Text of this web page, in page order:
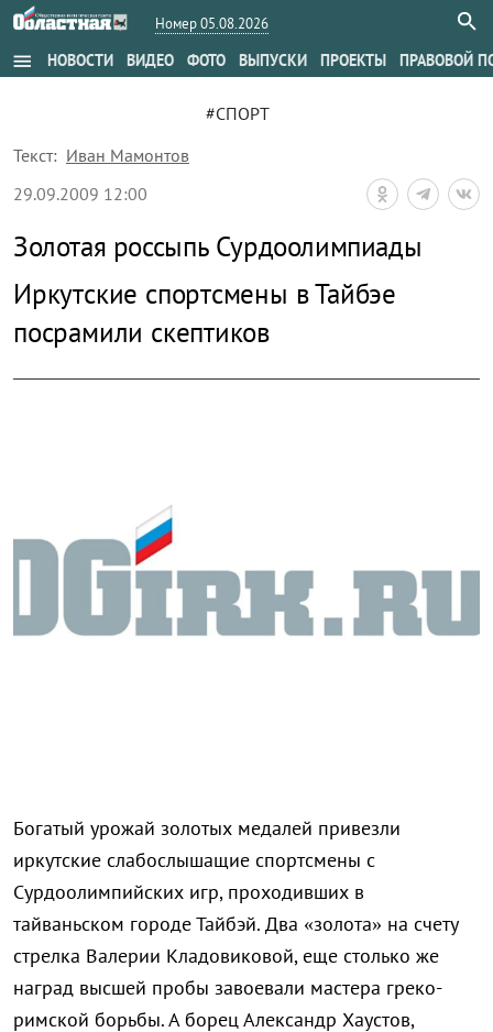
Номер 05.08.2026
menu НОВОСТИ ВИДЕО ФОТО ВЫПУСКИ ПРОЕКТЫ ПРАВОВОЙ
#СПОРТ
Текст: Иван Мамонтов
29.09.2009 12:00
Золотая россыпь Сурдоолимпиады
Иркутские спортсмены в Тайбэе
посрамили скептиков
Богатый урожай золотых медалей привезли
иркутские слабослышащие спортсмены с
Сурдоолимпийских игр, проходивших в
тайваньском городе Тайбэй. Два «золота» на счету
стрелка Валерии Кладовиковой, еще столько же
наград высшей пробы завоевали мастера греко-
римской борьбы. А борец Александр Хаустов,